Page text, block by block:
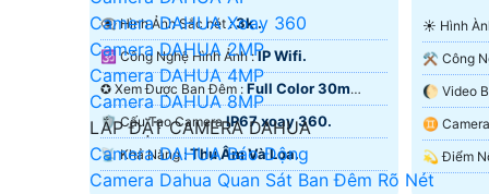
Camera DAHUA Xoay 360
Camera DAHUA 2MP
Camera DAHUA 4MP
Camera DAHUA 8MP
LẮP ĐẶT CAMERA DAHUA
Camera DAHUA Báo Động
Camera Dahua Quan Sát Ban Đêm Rõ Nét
👁️‍🗨 Hình Ảnh Sắc nét :3k .
🕉️ Công Nghệ Hình Ảnh :IP Wifi.
✪ Xem Được Ban Đêm : Full Color 30m
ONVIF.
🛡 Cấu Tạo CameraIP67 xoay 360.
️📡 Khả Năng :Thu Âm Và Loa.
☀️ Hình
Ngoại
♊